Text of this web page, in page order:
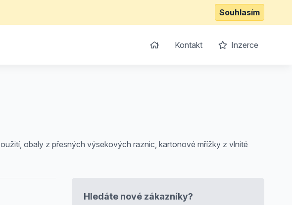
Souhlasím
Kontakt Inzerce
obaly z přesných výsekových raznic, kartonové mřížky z vlnité
Hledáte nové zákazníky?